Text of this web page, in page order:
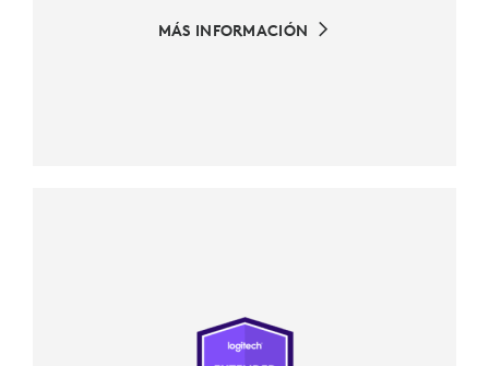
MÁS INFORMACIÓN